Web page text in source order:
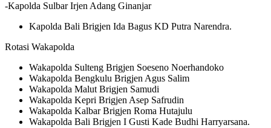
-Kapolda Sulbar Irjen Adang Ginanjar
Kapolda Bali Brigjen Ida Bagus KD Putra Narendra.
Rotasi Wakapolda
Wakapolda Sulteng Brigjen Soeseno Noerhandoko
Wakapolda Bengkulu Brigjen Agus Salim
Wakapolda Malut Brigjen Samudi
Wakapolda Kepri Brigjen Asep Safrudin
Wakapolda Kalbar Brigjen Roma Hutajulu
Wakapolda Bali Brigjen I Gusti Kade Budhi Harryarsana.